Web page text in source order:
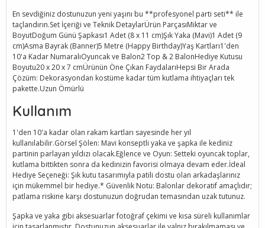
En sevdiğiniz dostunuzun yeni yaşını bu **profesyonel parti seti** ile
taçlandırın.Set İçeriği ve Teknik DetaylarÜrün ParçasıMiktar ve
BoyutDoğum Günü Şapkası1 Adet (8 x 11 cm)Şık Yaka (Mavi)1 Adet (9
cm)Asma Bayrak (Banner)5 Metre (Happy Birthday)Yaş Kartları1'den
10'a Kadar NumaralıOyuncak ve Balon2 Top & 2 BalonHediye Kutusu
Boyutu20 x 20 x 7 cmÜrünün Öne Çıkan FaydalarıHepsi Bir Arada
Çözüm: Dekorasyondan kostüme kadar tüm kutlama ihtiyaçları tek
pakette.Uzun Ömürlü
Kullanım
1'den 10'a kadar olan rakam kartları sayesinde her yıl
kullanılabilir.Görsel Şölen: Mavi konseptli yaka ve şapka ile kediniz
partinin parlayan yıldızı olacak.Eğlence ve Oyun: Setteki oyuncak toplar,
kutlama bittikten sonra da kedinizin favorisi olmaya devam eder.İdeal
Hediye Seçeneği: Şık kutu tasarımıyla patili dostu olan arkadaşlarınız
için mükemmel bir hediye.* Güvenlik Notu: Balonlar dekoratif amaçlıdır;
patlama riskine karşı dostunuzun doğrudan temasından uzak tutunuz.
Şapka ve yaka gibi aksesuarlar fotoğraf çekimi ve kısa süreli kullanımlar